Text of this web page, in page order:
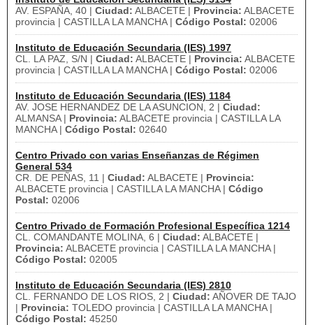
AV. ESPAÑA, 40 | Ciudad: ALBACETE | Provincia: ALBACETE
provincia | CASTILLA LA MANCHA | Código Postal: 02006
Instituto de Educación Secundaria (IES) 1997
CL. LA PAZ, S/N | Ciudad: ALBACETE | Provincia: ALBACETE
provincia | CASTILLA LA MANCHA | Código Postal: 02006
Instituto de Educación Secundaria (IES) 1184
AV. JOSE HERNANDEZ DE LA ASUNCION, 2 | Ciudad:
ALMANSA | Provincia: ALBACETE provincia | CASTILLA LA
MANCHA | Código Postal: 02640
Centro Privado con varias Enseñanzas de Régimen
General 534
CR. DE PEÑAS, 11 | Ciudad: ALBACETE | Provincia:
ALBACETE provincia | CASTILLA LA MANCHA | Código
Postal: 02006
Centro Privado de Formación Profesional Específica 1214
CL. COMANDANTE MOLINA, 6 | Ciudad: ALBACETE |
Provincia: ALBACETE provincia | CASTILLA LA MANCHA |
Código Postal: 02005
Instituto de Educación Secundaria (IES) 2810
CL. FERNANDO DE LOS RIOS, 2 | Ciudad: AÑOVER DE TAJO
| Provincia: TOLEDO provincia | CASTILLA LA MANCHA |
Código Postal: 45250